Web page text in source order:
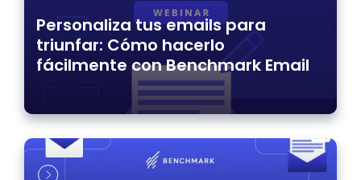
Personaliza tus emails para
triunfar: Cómo hacerlo
fácilmente con Benchmark Email